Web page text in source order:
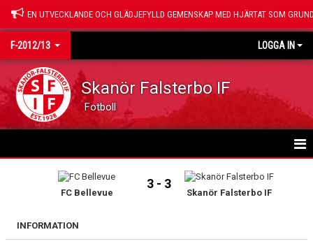
EN UTVECKLANDE OCH GLÄDJEFYLLD GEMENSKAP MED HJÄRTAT SOM
F-2012/13 LOGGA IN
Skanör Falsterbo IF
Fotboll
KALENDER
FC Bellevue
3 - 3
Skanör Falsterbo IF
INFORMATION